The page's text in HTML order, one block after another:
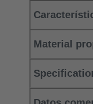
Material